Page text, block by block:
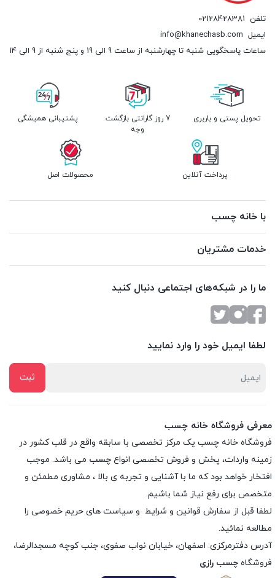
تلفن 02128428381
ایمیل info@khanechasb.com
ساعات پاسخگویی شنبه تا چهارشنبه از ساعت 9 الی 19 و پنج شنبه از 9 الی 14
تحویل پستی و باربری
7 روز گارانتی بازگشت
وجه
پشتیبانی همیشگی
پرداخت آنلاین محصولات اصل
با خانه چسب
خدمات مشتریان
ما را در شبکه‌های اجتماعی دنبال کنید
لطفا ایمیل خود را وارد نمایید
معرفی فروشگاه خانه چسب
فروشگاه خانه چسب یک مرکز تخصصی با سابقه واقع در قلب کشور در
زمینه واردات، پخش و فروش تخصصی انواع چسب می باشد. موجب
افتخار خواهد بود که ما با آشنایی و تجربه ی بالا ، مشاوری مطمئن و
متخصص برای رفع نیاز شما باشیم.
لطفا قبل از سفارش قوانین و شرایط و سیاست های حریم خصوصی را
مطالعه نمائید.
آدرس دفترمرکزی: اصفهان، خیابان نواب صفوی، جنب کوچه مسجدالرضا،
فروشگاه چسب رازی